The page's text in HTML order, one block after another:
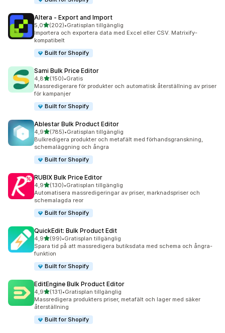
Altera ‑ Export and Import
5,0av 5 stjärnor
(202)
202 recensioner totalt
•Gratisplan tillgänglig
Importera och exportera data med Excel eller CSV. Matrixify-
kompatibelt
Built for Shopify
Sami Bulk Price Editor
4,8av 5 stjärnor
(150)
150 recensioner totalt
•Gratis
Massredigerare för produkter och automatisk återställning av priser
för kampanjer
Built for Shopify
Ablestar Bulk Product Editor
4,9av 5 stjärnor
(785)
785 recensioner totalt
•Gratisplan tillgänglig
Bulkredigera produkter och metafält med förhandsgranskning,
schemaläggning och ångra
Built for Shopify
RUBIX Bulk Price Editor
4,9av 5 stjärnor
(130)
130 recensioner totalt
•Gratisplan tillgänglig
Automatisera massredigeringar av priser, marknadspriser och
schemalagda reor
Built for Shopify
QuickEdit: Bulk Product Edit
4,9av 5 stjärnor
(99)
99 recensioner totalt
•Gratisplan tillgänglig
Spara tid på att massredigera butiksdata med schema och ångra-
funktion
Built for Shopify
EditEngine Bulk Product Editor
4,9av 5 stjärnor
(131)
131 recensioner totalt
•Gratisplan tillgänglig
Massredigera produkters priser, metafält och lager med säker
återställning
Built for Shopify